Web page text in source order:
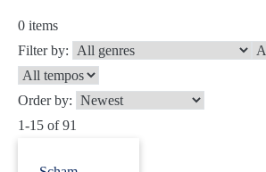
0 items
Filter by:
Order by:
1-15 of 91